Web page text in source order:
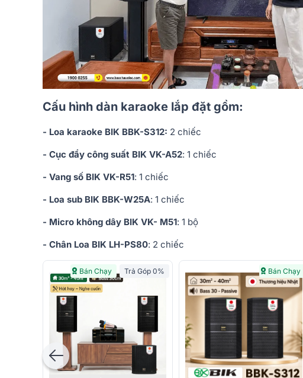
Cấu hình dàn karaoke lắp đặt gồm:
- Loa karaoke BIK BBK-S312: 2 chiếc
- Cục đẩy công suất BIK VK-A52: 1 chiếc
- Vang số BIK VK-R51: 1 chiếc
- Loa sub BIK BBK-W25A: 1 chiếc
- Micro không dây BIK VK- M51: 1 bộ
- Chân Loa BIK LH-PS80: 2 chiếc
Bán Chạy Trả Góp 0% Bán Chạy